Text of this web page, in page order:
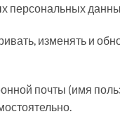
персональных
изменять и
почты (имя